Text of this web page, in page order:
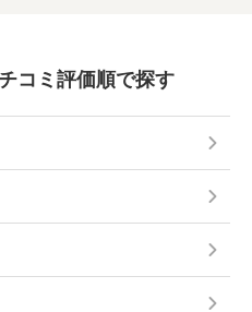
コミ評価順で探す